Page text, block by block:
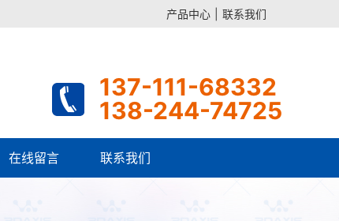
产品中心 联系我们
137-111-68332
138-244-74725
在线留言 联系我们